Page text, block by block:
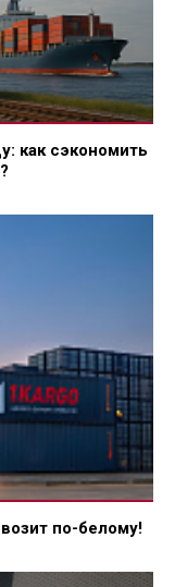
как сэкономить
по-белому!